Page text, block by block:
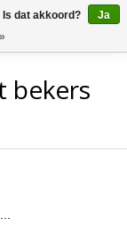
bekers
dat akkoord?
Ja